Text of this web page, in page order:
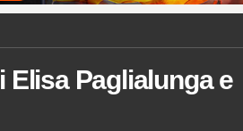
Elisa Paglialunga e